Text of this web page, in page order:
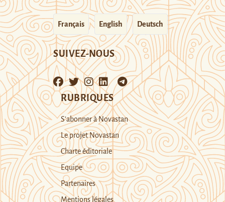
Français English Deutsch
SUIVEZ-NOUS
RUBRIQUES
S’abonner à Novastan
Le projet Novastan
Charte éditoriale
Equipe
Partenaires
Mentions légales